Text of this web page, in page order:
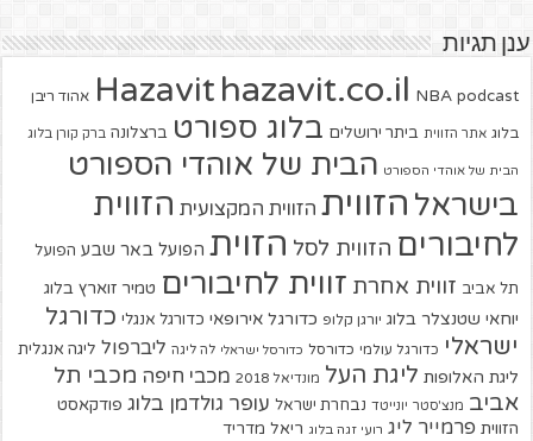
ענן תגיות
Hazavit hazavit.co.il NBA podcast אהוד ריבן
בלוג אתר הזווית ביתר ירושלים בלוג ספורט ברצלונה ברק קורן בלוג
הבית של אוהדי הספורט הבית של אוהדי הספורט
בישראל הזווית הזווית המקצועית הזווית
לחיבורים הזווית לסל הזוית הפועל באר שבע הפועל
תל אביב זווית אחרת זווית לחיבורים טמיר זוארץ בלוג
יוחאי שטנצלר בלוג יורגן קלופ כדורגל אירופאי כדורגל אנגלי כדורגל
ישראלי כדורגל עולמי כדורסל כדורסל ישראלי לה ליגה ליברפול ליגה אנגלית
ליגת האלופות ליגת העל מונדיאל 2018 מכבי חיפה מכבי תל
אביב מנצ'סטר יונייטד נבחרת ישראל עופר גולדמן בלוג פודקאסט
הזווית פרמייר ליג רועי זגה בלוג ריאל מדריד